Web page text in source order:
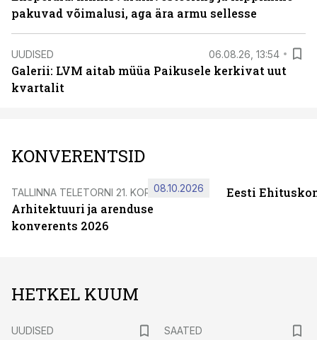
pakuvad võimalusi, aga ära armu sellesse
UUDISED 06.08.26, 13:54
Galerii: LVM aitab müüa Paikusele kerkivat uut
kvartalit
KONVERENTSID
TALLINNA TELETORNI 21. KORRUSEL
Arhitektuuri ja arenduse
konverents 2026
08.10.2026 Eesti
HETKEL KUUM
UUDISED
SAATED